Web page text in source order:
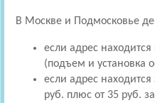
В Москве и Подмосковье
если адрес
(подъем и установка
если адрес
руб. плюс от 35 руб.